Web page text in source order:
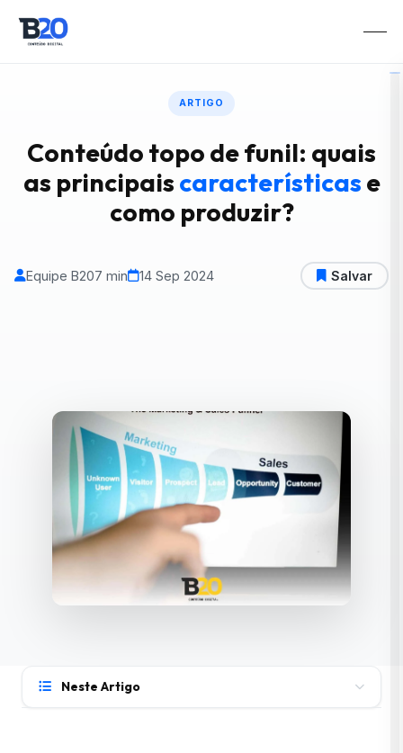
ARTIGO
Conteúdo topo de funil: quais
as principais características e
como produzir?
Equipe B207 min 14 Sep 2024 Salvar
Neste Artigo